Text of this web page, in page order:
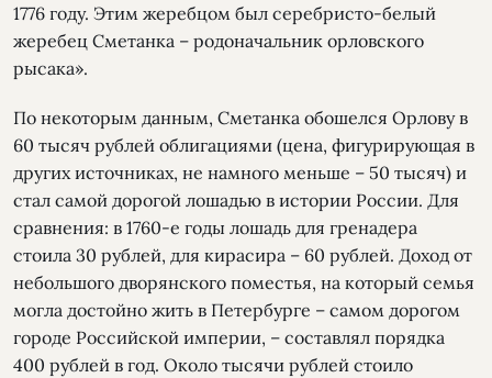
1776 году. Этим жеребцом был серебристо-белый
жеребец Сметанка – родоначальник орловского
рысака».
По некоторым данным, Сметанка обошелся Орлову в
60 тысяч рублей облигациями (цена, фигурирующая в
других источниках, не намного меньше – 50 тысяч) и
стал самой дорогой лошадью в истории России. Для
сравнения: в 1760-е годы лошадь для гренадера
стоила 30 рублей, для кирасира – 60 рублей. Доход от
небольшого дворянского поместья, на который семья
могла достойно жить в Петербурге – самом дорогом
городе Российской империи, – составлял порядка
400 рублей в год. Около тысячи рублей стоило